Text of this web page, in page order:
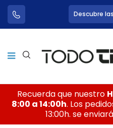
Descubre las
Recuerda que nuestro
8:00 a 14:00h. Los
13:00h. se